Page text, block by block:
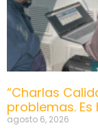
“Charlas
problemas.
agosto 6, 2026